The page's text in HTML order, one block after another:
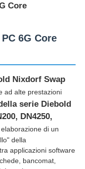
Core
6G Core
Nixdorf Swap
ad alte prestazioni
serie Diebold
DN4250,
di un
della
applicazioni software
bancomat,